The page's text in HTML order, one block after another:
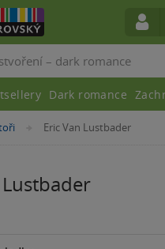
»
Eric Van Lustbader
Lustbader
Dark romance